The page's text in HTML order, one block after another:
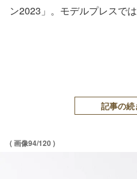
ン2023」。モデルプレスで
記事の
( 画像94/120 )